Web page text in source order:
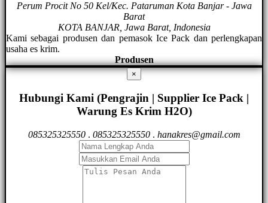
Perum Procit No 50 Kel/Kec. Pataruman Kota Banjar - Jawa
Barat
KOTA BANJAR, Jawa Barat, Indonesia
Kami sebagai produsen dan pemasok Ice Pack dan perlengkapan
usaha es krim.
Produsen
×
Hubungi Kami (Pengrajin | Supplier Ice Pack |
Warung Es Krim H2O)
085325325550. 085325325550. hanakres@gmail.com